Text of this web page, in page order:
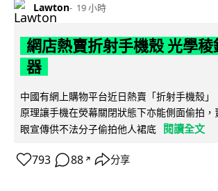
Lawton 19 小時
網店熱賣折射手機殼 光學
器
中國有網上購物平台近日熱賣「折射手機殼
原理讓手機在熒幕關閉狀態下亦能側面偷拍，
眼宣傳供不法分子偷拍他人裙底 閱讀全文
793 88 ↗ 分享